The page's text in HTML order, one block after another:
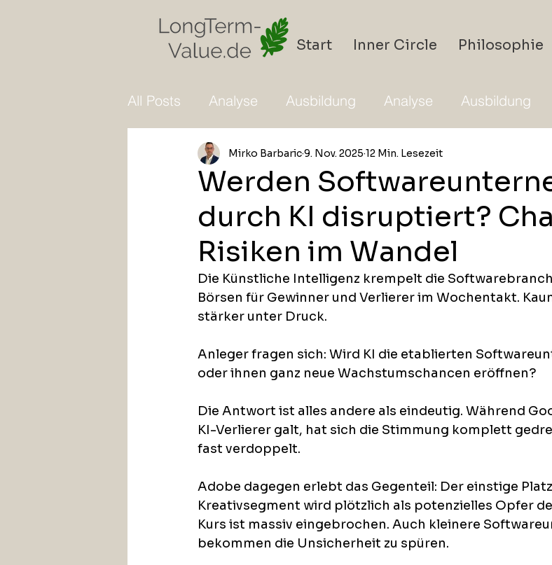
Start Inner Circle Philosophie
All Posts Analyse Ausbildung Analyse Ausbildung
Werden
durch KI disruptiert?
Risiken im Wandel
Mirko Barbaric9. Nov. 2025 12 Min. Lesezeit
Die Künstliche Intelligenz krempelt die
Börsen für Gewinner und Verlierer im Wochentakt.
stärker unter Druck.
Anleger fragen sich: Wird KI die etablierten
oder ihnen ganz neue Wachstumschancen eröffnen?
Die Antwort ist alles andere als eindeutig. Während
KI-Verlierer galt, hat sich die Stimmung komplett
fast verdoppelt.
Adobe dagegen erlebt das Gegenteil: Der einstige
Kreativsegment wird plötzlich als potenzielles Opfer
Kurs ist massiv eingebrochen. Auch kleinere
bekommen die Unsicherheit zu spüren.